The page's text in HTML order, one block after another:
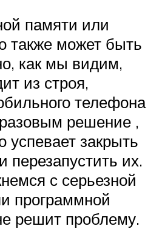
памяти или
также может быть
как мы видим,
из строя,
телефона
решение ,
успевает закрыть
перезапустить их.
с серьезной
программной
решит проблему.